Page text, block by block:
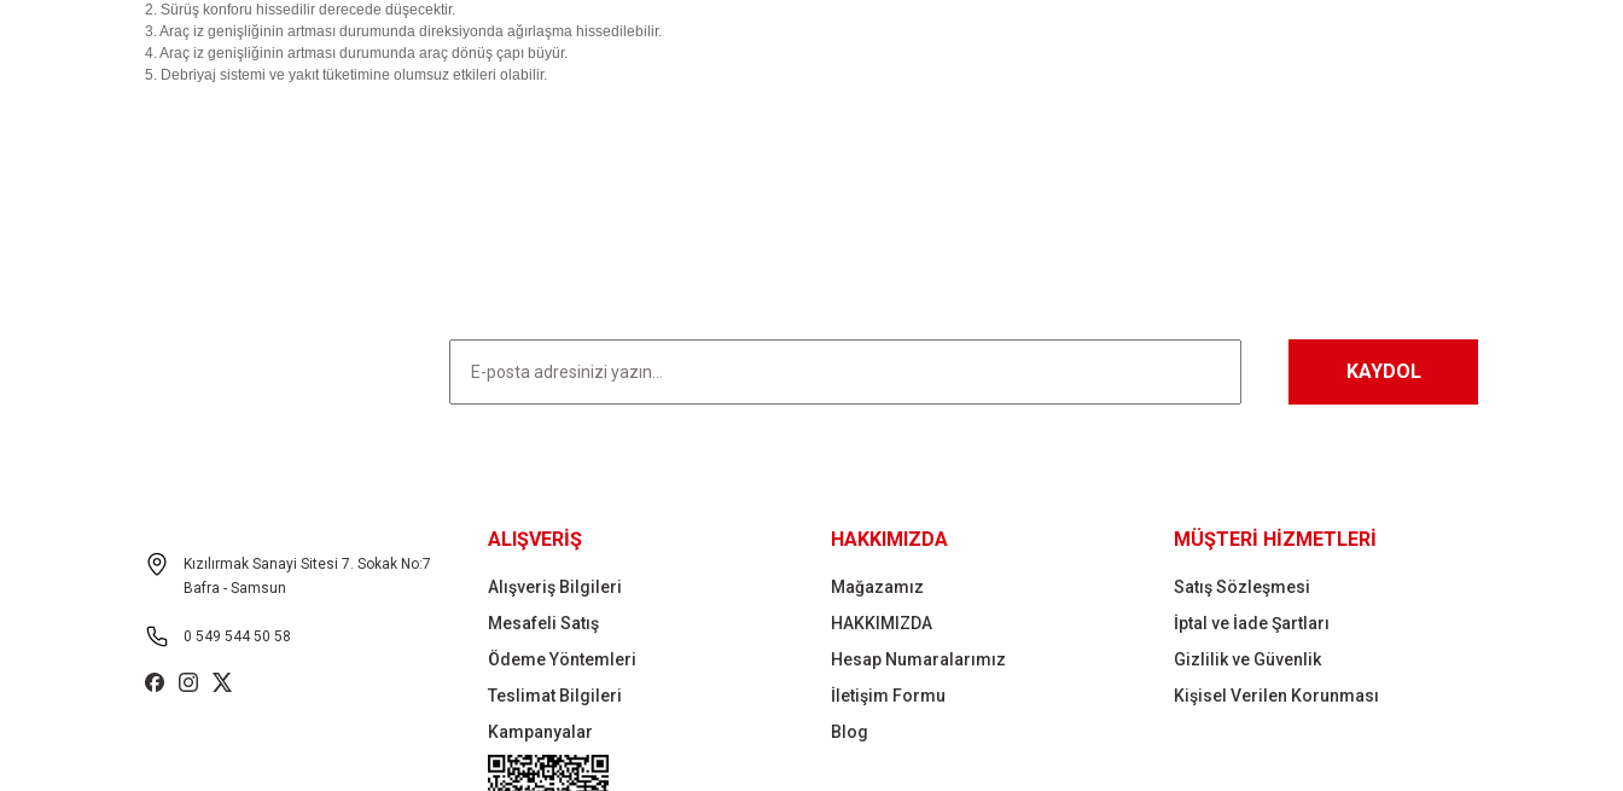
2. Sürüş konforu hissedilir derecede düşecektir.
3. Araç iz genişliğinin artması durumunda direksiyonda ağırlaşma hissedilebilir.
4. Araç iz genişliğinin artması durumunda araç dönüş çapı büyür.
5. Debriyaj sistemi ve yakıt tüketimine olumsuz etkileri olabilir.
KAYDOL
Kızılırmak Sanayi Sitesi 7. Sokak No:7
Bafra - Samsun
0 549 544 50 58
ALIŞVERİŞ
Alışveriş Bilgileri
Mesafeli Satış
Ödeme Yöntemleri
Teslimat Bilgileri
Kampanyalar
HAKKIMIZDA
Mağazamız
HAKKIMIZDA
Hesap Numaralarımız
İletişim Formu
Blog
MÜŞTERİ HİZMETLERİ
Satış Sözleşmesi
İptal ve İade Şartları
Gizlilik ve Güvenlik
Kişisel Verilen Korunması